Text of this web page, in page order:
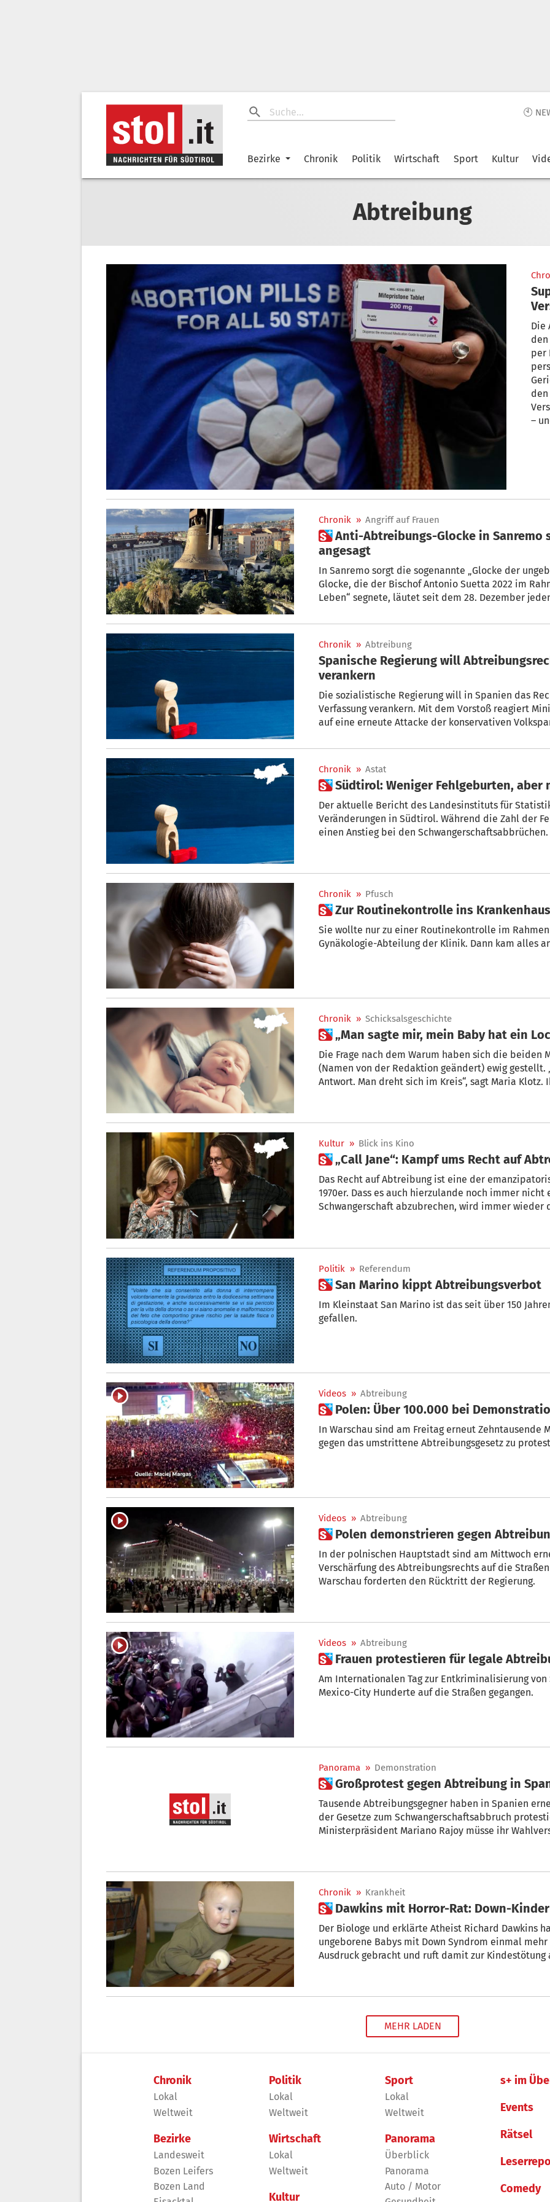
🕙
Bezirke Chronik Politik Wirtschaft Sport Kultur
Abtreibung
Die
per
–
Chronik » Angriff auf Frauen
 Anti-Abtreibungs-Glocke in Sanremo sorgt für heftige Kritik – Demo
angesagt
In Sanremo sorgt die sogenannte „Glocke der
Glocke, die der Bischof Antonio Suetta 2022 im
Leben“ segnete, läutet seit dem 28. Dezember
„täglicher Aufruf zum Gewissen, zum Gebet, zur
Inschrift: „Allen ungeborenen Kindern gewidmet“.
Chronik » Abtreibung
Spanische Regierung will
verankern
Die sozialistische Regierung will in Spanien das
Verfassung verankern. Mit dem Vorstoß reagiert
auf eine erneute Attacke der konservativen
Spanien.
Chronik » Astat
 Südtirol: Weniger Fehlgeburten,
Der aktuelle Bericht des Landesinstituts für
Veränderungen in Südtirol. Während die Zahl der
einen Anstieg bei den
Gewissensgründen ablehnen.
Chronik » Pfusch
 Zur Routinekontrolle ins
Sie wollte nur zu einer Routinekontrolle im
Gynäkologie-Abteilung der Klinik. Dann kam alles
Chronik » Schicksalsgeschichte
 „Man sagte mir, mein Baby hat ein
Die Frage nach dem Warum haben sich die beiden
(Namen von der Redaktion geändert) ewig gestellt.
Antwort. Man dreht sich im Kreis“, sagt Maria Klotz.
Kultur » Blick ins Kino
 „Call Jane“: Kampf ums Recht auf
Das Recht auf Abtreibung ist eine der
1970er. Dass es auch hierzulande noch immer nicht
Schwangerschaft abzubrechen, wird immer wieder
schwanger. Doch dann kollabiert sie beim Tanzen
lebensbedrohliches Risiko. Doch damals ist in
nicht viel anders als in Südtirol. Männer
Gremium bewilligt den Antrag ihres Arztes auf
Überlebenswahrscheinlichkeit sei zu hoch.
Politik » Referendum
 San Marino kippt Abtreibungsverbot
Im Kleinstaat San Marino ist das seit über 150 Jahren geltende Abtreibungsverbot
gefallen.
Videos » Abtreibung
 Polen: Über 100.000 bei
In Warschau sind am Freitag erneut Zehntausende
gegen das umstrittene Abtreibungsgesetz zu
Videos » Abtreibung
 Polen demonstrieren gegen
In der polnischen Hauptstadt sind am Mittwoch
Verschärfung des Abtreibungsrechts auf die
Warschau forderten den Rücktritt der Regierung.
Videos » Abtreibung
 Frauen protestieren für legale
Am Internationalen Tag zur Entkriminalisierung
Mexico-City Hunderte auf die Straßen gegangen.
Panorama » Demonstration
 Großprotest gegen Abtreibung in
Tausende Abtreibungsgegner haben in Spanien
der Gesetze zum Schwangerschaftsabbruch
Ministerpräsident Mariano Rajoy müsse ihr
Chronik » Krankheit
 Dawkins mit Horror-Rat: Down-
Der Biologe und erklärte Atheist Richard Dawkins
ungeborene Babys mit Down Syndrom einmal
Ausdruck gebracht und ruft damit zur Kindestötung
MEHR LADEN
Chronik
Lokal
Weltweit
Bezirke
Landesweit
Bozen Leifers
Bozen Land
Politik
Lokal
Weltweit
Wirtschaft
Lokal
Weltweit
Kultur
Sport
Lokal
Weltweit
Panorama
Überblick
Panorama
Auto / Motor
s+ im
Events
Rätsel
Comedy